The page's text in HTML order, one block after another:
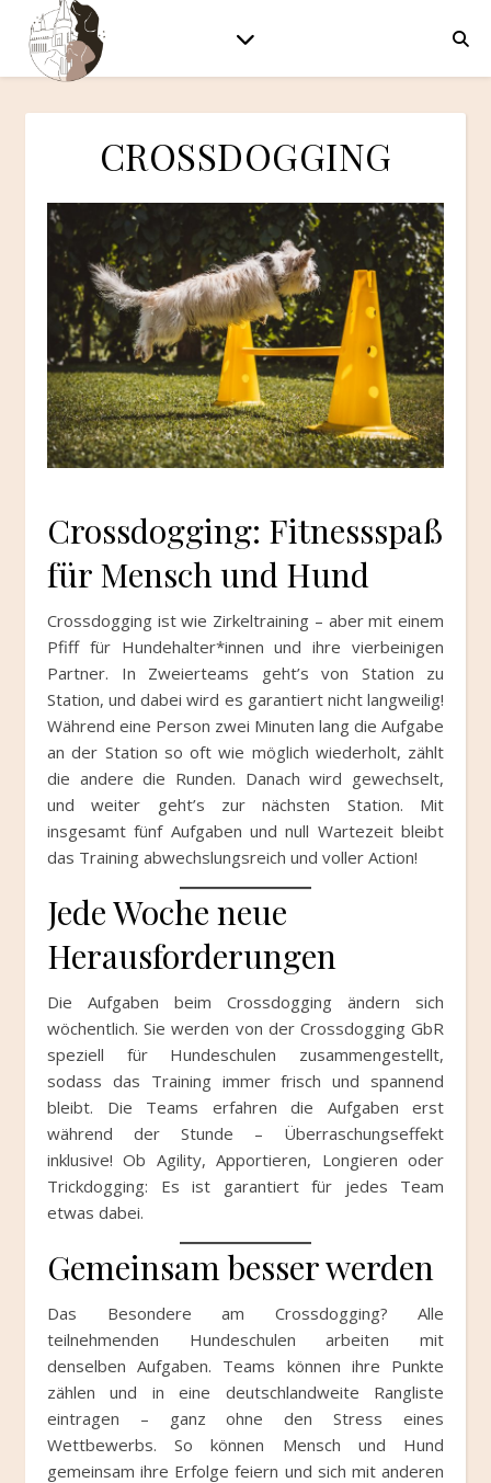
CROSSDOGGING
Crossdogging: Fitnessspaß
für Mensch und Hund
Crossdogging ist wie Zirkeltraining – aber mit einem
Pfiff für Hundehalter*innen und ihre vierbeinigen
Partner. In Zweierteams geht’s von Station zu
Station, und dabei wird es garantiert nicht langweilig!
Während eine Person zwei Minuten lang die Aufgabe
an der Station so oft wie möglich wiederholt, zählt
die andere die Runden. Danach wird gewechselt,
und weiter geht’s zur nächsten Station. Mit
insgesamt fünf Aufgaben und null Wartezeit bleibt
das Training abwechslungsreich und voller Action!
Jede Woche neue
Herausforderungen
Die Aufgaben beim Crossdogging ändern sich
wöchentlich. Sie werden von der Crossdogging GbR
speziell für Hundeschulen zusammengestellt,
sodass das Training immer frisch und spannend
bleibt. Die Teams erfahren die Aufgaben erst
während der Stunde – Überraschungseffekt
inklusive! Ob Agility, Apportieren, Longieren oder
Trickdogging: Es ist garantiert für jedes Team
etwas dabei.
Gemeinsam besser werden
Das Besondere am Crossdogging? Alle
teilnehmenden Hundeschulen arbeiten mit
denselben Aufgaben. Teams können ihre Punkte
zählen und in eine deutschlandweite Rangliste
eintragen – ganz ohne den Stress eines
Wettbewerbs. So können Mensch und Hund
gemeinsam ihre Erfolge feiern und sich mit anderen